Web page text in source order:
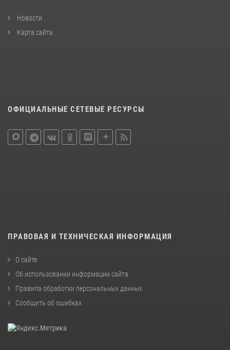
Новости
Карта сайта
ОФИЦИАЛЬНЫЕ СЕТЕВЫЕ РЕСУРСЫ
ПРАВОВАЯ И ТЕХНИЧЕСКАЯ ИНФОРМАЦИЯ
О сайте
Об использовании информации сайта
Правила обработки персональных данных
Сообщить об ошибках